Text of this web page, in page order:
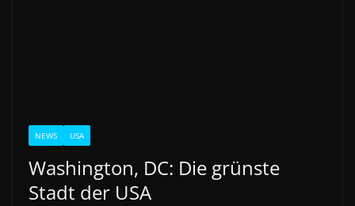
NEWS USA
Washington, DC: Die grünste
Stadt der USA